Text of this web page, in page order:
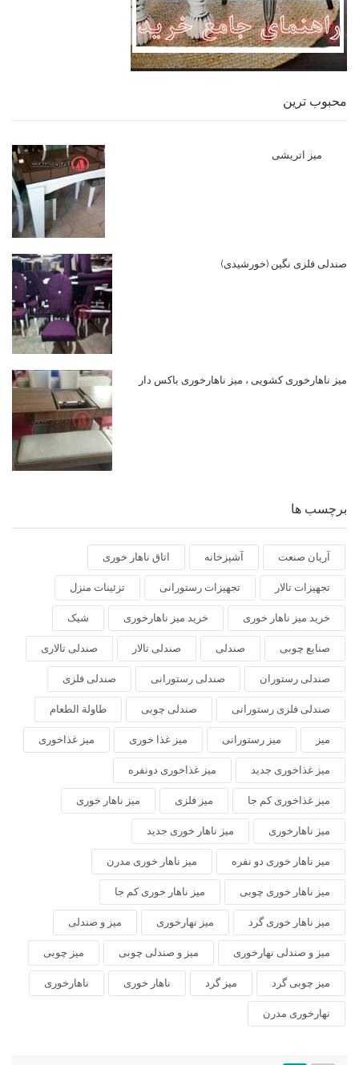
محبوب ترین
میز اتریشی
صندلی فلزی نگین (خورشیدی)
میز ناهارخوری کشویی ، میز ناهارخوری باکس دار
برچسب ها
آریان صنعت آشپزخانه اتاق ناهار خوری
تجهیزات تالار تجهیزات رستورانی تزئینات منزل
خرید میز ناهار خوری خرید میز ناهارخوری شیک
صنایع چوبی صندلی صندلی تالار صندلی تالاری
صندلی رستوران صندلی رستورانی صندلی فلزی
صندلی فلزی رستورانی صندلی چوبی طاولة الطعام
میز میز رستورانی میز غذا خوری میز غذاخوری
میز غذاخوری جدید میز غذاخوری دونفره
میز غذاخوری کم جا میز فلزی میز ناهار خوری
میز ناهارخوری میز ناهار خوری جدید
میز ناهار خوری دو نفره میز ناهار خوری مدرن
میز ناهار خوری چوبی میز ناهار خوری کم جا
میز ناهار خوری گرد میز نهارخوری میز و صندلی
میز و صندلی نهارخوری میز و صندلی چوبی میز چوبی
میز چوبی گرد میز گرد ناهار خوری ناهارخوری
نهارخوری مدرن